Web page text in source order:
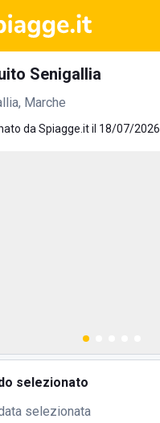
Senigallia
, Marche
da Spiagge.it il 18/07/2026
selezionato
selezionata